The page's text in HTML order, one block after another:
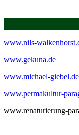
www.nils-
www.gekuna.de
www.michael-giebel.de
www.permakultur-
www.renaturierung-